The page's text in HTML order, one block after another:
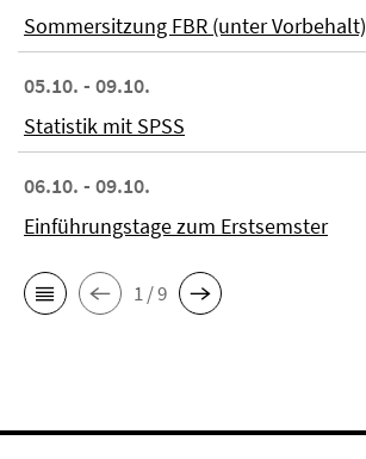
Sommersitzung FBR (unter Vorbehalt)
05.10. - 09.10.
Statistik mit SPSS
06.10. - 09.10.
Einführungstage zum Erstsemster
1 / 9